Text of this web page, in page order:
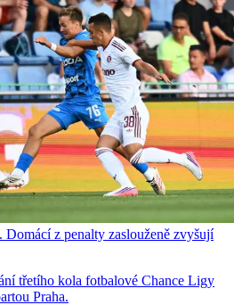
z penalty zaslouženě zvyšují
třetího kola fotbalové Chance Ligy
Praha.